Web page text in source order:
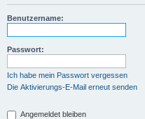
Benutzername:
Passwort:
Ich habe mein Passwort vergessen
Die Aktivierungs-E-Mail erneut senden
Angemeldet bleiben